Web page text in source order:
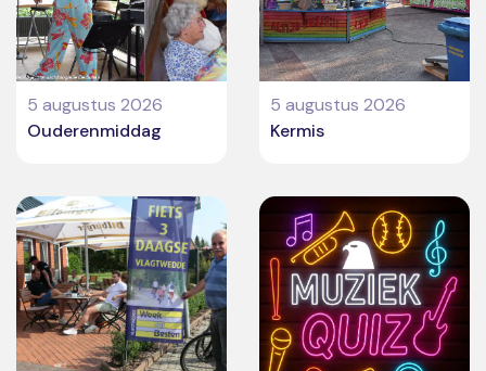
5 augustus 2026
Ouderenmiddag
5 augustus 2026
Kermis